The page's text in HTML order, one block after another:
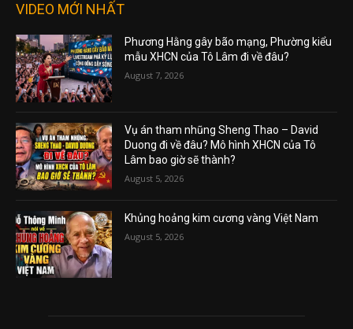
VIDEO MỚI NHẤT
Phương Hằng gây bão mạng, Phường kiểu
mẫu XHCN của Tô Lâm đi về đâu?
August 7, 2026
Vụ án tham nhũng Sheng Thao – David
Duong đi về đâu? Mô hình XHCN của Tô
Lâm bao giờ sẽ thành?
August 5, 2026
Khủng hoảng kim cương vàng Việt Nam
August 5, 2026